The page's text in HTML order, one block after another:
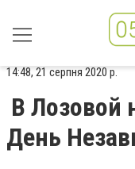
14:48, 21 серпня 2020 р.
В Лозовой
День